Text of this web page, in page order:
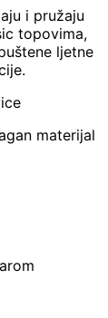
i pružaju
topovima,
ljetne
materijal